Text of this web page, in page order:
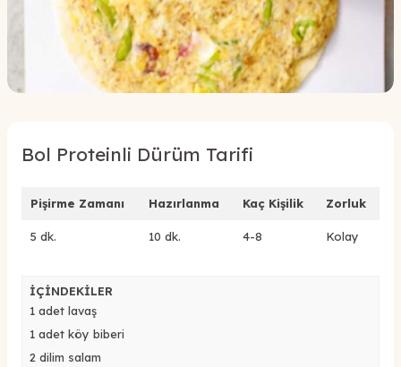
Bol Proteinli Dürüm Tarifi
Pişirme Zamanı Hazırlanma Kaç Kişilik Zorluk
5 dk. 10 dk. 4-8 Kolay
İÇİNDEKİLER
1 adet lavaş
1 adet köy biberi
2 dilim salam